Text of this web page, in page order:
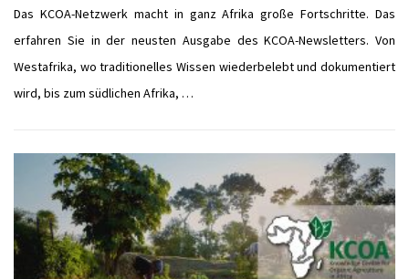
Das KCOA-Netzwerk macht in ganz Afrika große Fortschritte. Das
erfahren Sie in der neusten Ausgabe des KCOA-Newsletters. Von
Westafrika, wo traditionelles Wissen wiederbelebt und dokumentiert
wird, bis zum südlichen Afrika, …